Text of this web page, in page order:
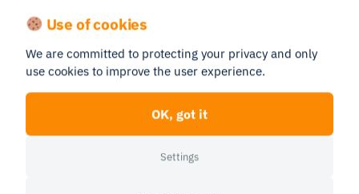
Access your online studies and account.
Go to my.imotions.com
User guides and help articles
Use of cookies
We are committed to protecting your privacy and only
use cookies to improve the user experience.
OK, got it
Settings